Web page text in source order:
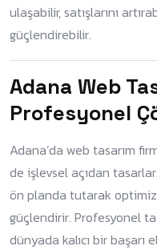
ulaşabilir, satışlarını
güçlendirebilir.
Adana Web
Profesyonel
Adana’da web tasarım
de işlevsel açıdan
ön planda tutarak
güçlendirir. Profesyonel
dünyada kalıcı bir başarı